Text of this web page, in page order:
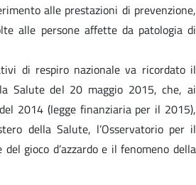
alle prestazioni di prevenzione,
alle persone affette da patologia di
di respiro nazionale va ricordato il
Salute del 20 maggio 2015, che, ai
2014 (legge finanziaria per il 2015),
della Salute, l’Osservatorio per il
gioco d’azzardo e il fenomeno della